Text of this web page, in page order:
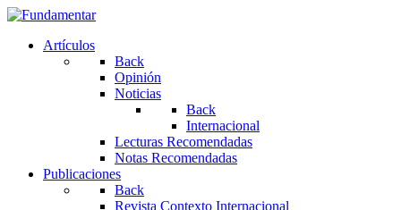
Artículos
Back
Opinión
Noticias
Back
Internacional
Lecturas Recomendadas
Notas Recomendadas
Publicaciones
Back
Revista Contexto Internacional